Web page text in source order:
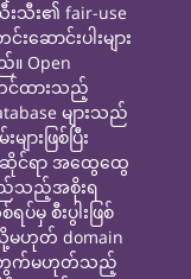
သီး၏ fair-use
ဆောင်းပါးများ
Open
တင်ထားသည့်
များသည်
းဖြစ်ပြီး
င်ရာ အထွေထွေ
သည့်အစိုးရ
စီးပွါးဖြစ်
ဟုတ် domain
တွက်မဟုတ်သည့်